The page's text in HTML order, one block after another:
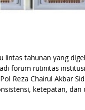
lintas tahunan yang
forum rutinitas
Reza Chairul Akbar
ketepatan, dan